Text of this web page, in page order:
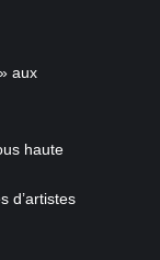
aux
haute
d’artistes